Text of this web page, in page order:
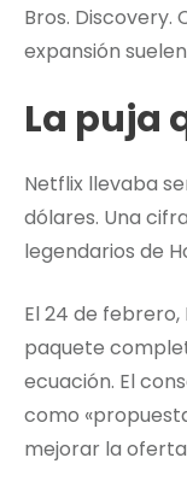
Bros. Discovery.
expansión
La puja
Netflix llevaba
dólares. Una
legendarios de
El 24 de
paquete
ecuación. El
como
mejorar la